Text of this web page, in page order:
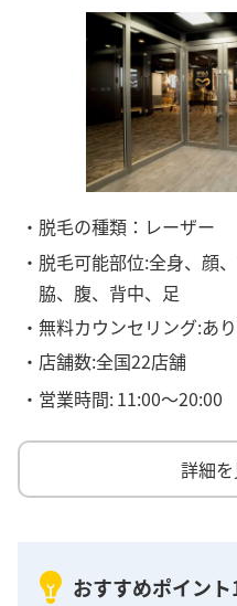
・脱毛の種類：レーザー
・脱毛可能部位:全身、顔
脇、腹、背中、足
・無料カウンセリング:あり
・店舗数:全国22店舗
・営業時間:11:00～20:00
詳細
おすすめポイント